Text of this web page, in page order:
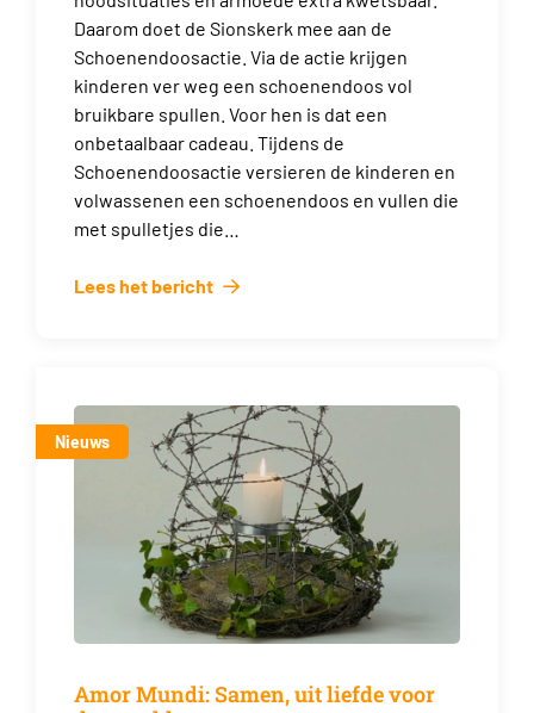
Daarom doet de Sionskerk mee aan de
Schoenendoosactie. Via de actie krijgen
kinderen ver weg een schoenendoos vol
bruikbare spullen. Voor hen is dat een
onbetaalbaar cadeau. Tijdens de
Schoenendoosactie versieren de kinderen en
volwassenen een schoenendoos en vullen die
met spulletjes die…
Lees het bericht
Nieuws
Amor Mundi: Samen, uit liefde voor